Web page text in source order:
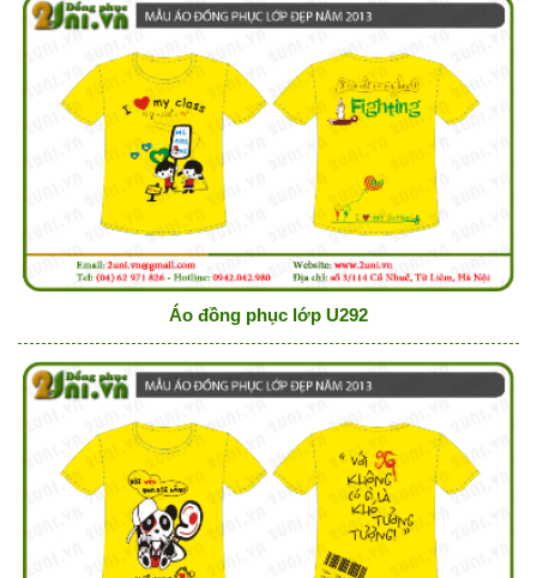
Áo đồng phục lớp U292